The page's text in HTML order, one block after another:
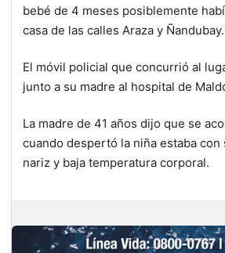
bebé de 4 meses posiblemente
casa de las calles Araza y Ñandubay.
El móvil policial que concurrió al
junto a su madre al hospital de
La madre de 41 años dijo que se
cuando despertó la niña estaba con
nariz y baja temperatura corporal.